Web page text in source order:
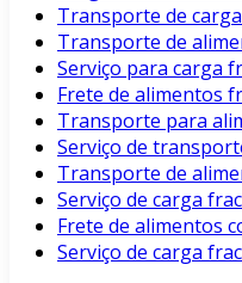
Transporte de
Transporte de
Serviço para carga
Frete de alimentos
Transporte para
Serviço de
Transporte de
Serviço de carga
Frete de alimentos
Serviço de carga